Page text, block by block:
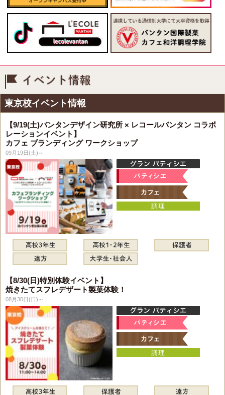
東京校イベント情報
【9/19(土)バンタンデザイン研究所 × レコールバンタン コラボ
レーションイベント】
カフェ ブランディング ワークショップ
09月19日(土)～
【8/30(日)特別体験イベント】
焼きたてスフレデザート製菓体験！
08月30日(日)～